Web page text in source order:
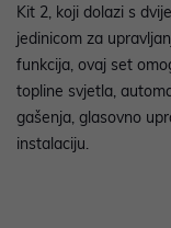
Kit 2, koji dolazi s
jedinicom za
funkcija, ovaj set
topline svjetla,
gašenja, glasovno
instalaciju.